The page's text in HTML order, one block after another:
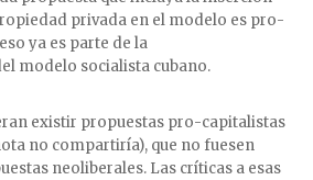
privada en el modelo es pro-
ya es parte de la
modelo socialista cubano.
existir propuestas pro-capitalistas
no compartiría), que no fuesen
neoliberales. Las críticas a esas